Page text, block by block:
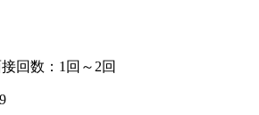
回数：1回～2回